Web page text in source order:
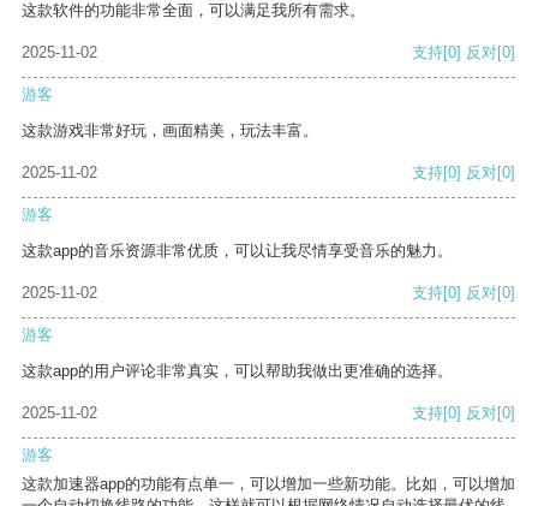
这款软件的功能非常全面，可以满足我所有需求。
2025-11-02 支持[0] 反对[0]
游客
这款游戏非常好玩，画面精美，玩法丰富。
2025-11-02 支持[0] 反对[0]
游客
这款app的音乐资源非常优质，可以让我尽情享受音乐的魅力。
2025-11-02 支持[0] 反对[0]
游客
这款app的用户评论非常真实，可以帮助我做出更准确的选择。
2025-11-02 支持[0] 反对[0]
游客
这款加速器app的功能有点单一，可以增加一些新功能。比如，可以增加